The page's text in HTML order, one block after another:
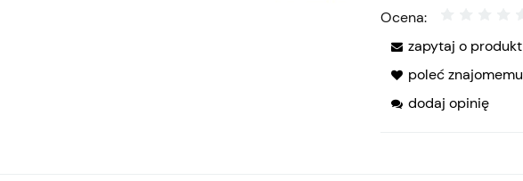
Ocena:
zapytaj o produkt
poleć znajomemu
dodaj opinię